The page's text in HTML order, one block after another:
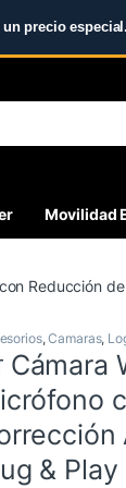
precio especial.
Movilidad
Reducción
,Camaras,
Cámara
&